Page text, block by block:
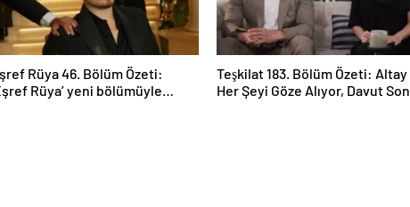
Rüya 46. Bölüm Özeti:
Rüya’ yeni bölümüyle
Teşkilat 183. Bölüm Özeti: Altay
Her Şeyi Göze Alıyor, Davut Son